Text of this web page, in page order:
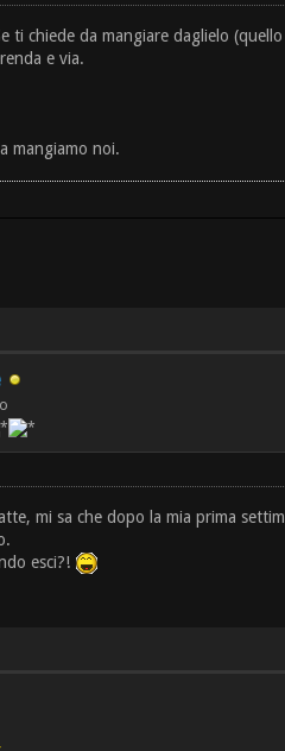
ti chiede da mangiare daglielo
e via.
mangiamo noi.
mi sa che dopo la mia prima
esci?!